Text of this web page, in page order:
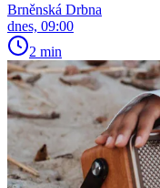
Brněnská Drbna
dnes, 09:00
2 min